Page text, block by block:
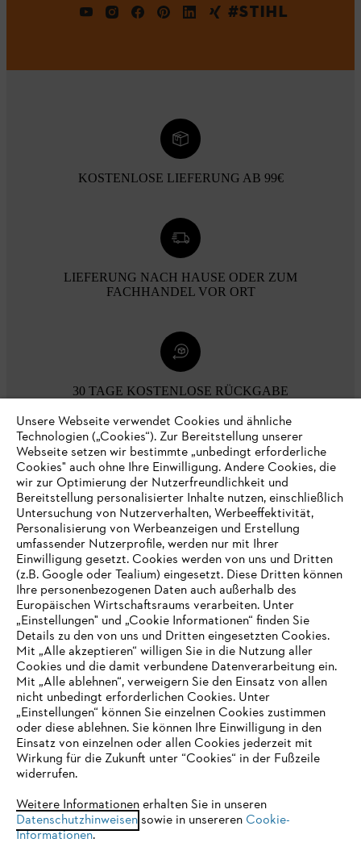
#STIHL
KOSTENLOSE LIEFERUNG AB 99€
LIEFERUNG NACH HAUSE ODER ZUM
FACHHANDEL VOR ORT
30 TAGE KOSTENLOSE RÜCKGABE
Zahlungsmöglichkeiten
Unternehmen
Online Shop
Service
IHR BROWSER WIRD NICHT
UNTERSTÜTZT
eine optimale Nutzung unserer Seite empfehlen wir Ihnen, zu
einem der folgenden Browser zu wechseln:
Unsere Webseite verwendet Cookies und ähnliche
Technologien („Cookies“). Zur Bereitstellung unserer
Webseite setzen wir bestimmte „unbedingt erforderliche
Cookies" auch ohne Ihre Einwilligung. Andere Cookies, die
wir zur Optimierung der Nutzerfreundlichkeit und
Bereitstellung personalisierter Inhalte nutzen, einschließlich
Untersuchung von Nutzerverhalten, Werbeeffektivität,
Personalisierung von Werbeanzeigen und Erstellung
umfassender Nutzerprofile, werden nur mit Ihrer
Einwilligung gesetzt. Cookies werden von uns und Dritten
(z.B. Google oder Tealium) eingesetzt. Diese Dritten können
Ihre personenbezogenen Daten auch außerhalb des
Europäischen Wirtschaftsraums verarbeiten. Unter
„Einstellungen" und „Cookie Informationen“ finden Sie
Details zu den von uns und Dritten eingesetzten Cookies.
Mit „Alle akzeptieren“ willigen Sie in die Nutzung aller
Cookies und die damit verbundene Datenverarbeitung ein.
Mit „Alle ablehnen“, verweigern Sie den Einsatz von allen
nicht unbedingt erforderlichen Cookies. Unter
„Einstellungen“ können Sie einzelnen Cookies zustimmen
oder diese ablehnen. Sie können Ihre Einwilligung in den
Einsatz von einzelnen oder allen Cookies jederzeit mit
Wirkung für die Zukunft unter “Cookies“ in der Fußzeile
widerrufen.
Weitere Informationen erhalten Sie in unseren
Datenschutzhinweisensowie in unsereren Cookie-
Informationen.